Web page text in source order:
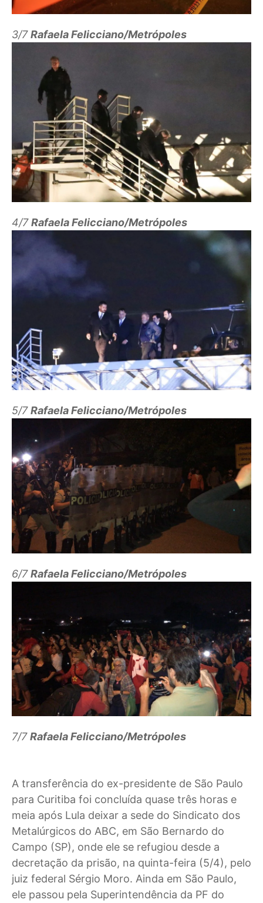
3/7Rafaela Felicciano/Metrópoles
4/7Rafaela Felicciano/Metrópoles
5/7Rafaela Felicciano/Metrópoles
6/7Rafaela Felicciano/Metrópoles
7/7Rafaela Felicciano/Metrópoles
A transferência do ex-presidente de São Paulo
para Curitiba foi concluída quase três horas e
meia após Lula deixar a sede do Sindicato dos
Metalúrgicos do ABC, em São Bernardo do
Campo (SP), onde ele se refugiou desde a
decretação da prisão, na quinta-feira (5/4), pelo
juiz federal Sérgio Moro. Ainda em São Paulo,
ele passou pela Superintendência da PF do